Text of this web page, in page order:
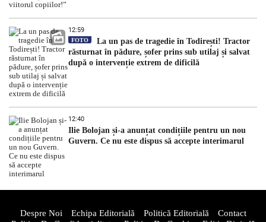
12:59
FOTO
La un pas de tragedie în Todirești! Tractor
răsturnat în pădure, șofer prins sub utilaj și salvat
după o intervenție extrem de dificilă
12:40
Ilie Bolojan și-a anunțat condițiile pentru un nou
Guvern. Ce nu este dispus să accepte interimarul
Despre Noi Echipa Editorială Politică Editorială
Contact